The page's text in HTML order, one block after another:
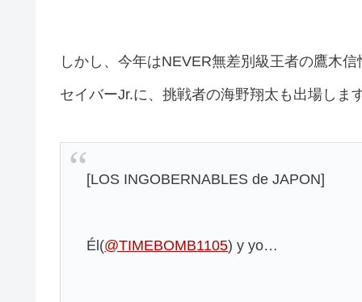
しかし、今年はNEVER無差別級王者の鷹木
セイバーJr.に、挑戦者の海野翔太も出場しま
[LOS INGOBERNABLES de JAPON]
Él(@TIMEBOMB1105) y yo…